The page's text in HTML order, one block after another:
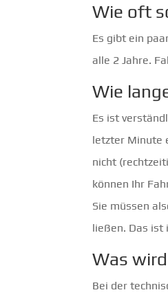
Wie oft
Es gibt ein
alle 2 Jahre.
Wie
Es ist
letzter Minute
nicht
können Ihr
Sie müssen
ließen. Das ist
Was
Bei der